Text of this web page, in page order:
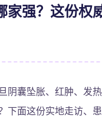
家强？这份权
阴囊坠胀、红肿、发
下面这份实地走访、